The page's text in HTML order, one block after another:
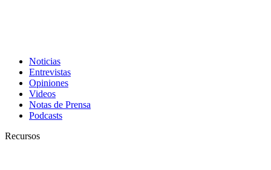
Noticias
Entrevistas
Opiniones
Videos
Notas de Prensa
Podcasts
Recursos